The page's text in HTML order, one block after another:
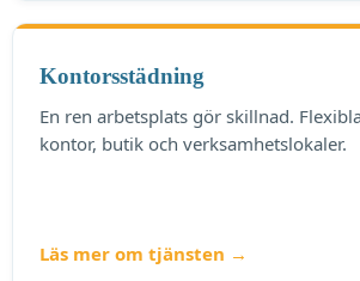
Kontorsstädning
En ren arbetsplats gör skillnad.
kontor, butik och verksamhetslokaler.
Läs mer om tjänsten →